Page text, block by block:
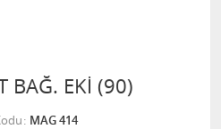
BAĞ. EKİ (90)
MAG 414